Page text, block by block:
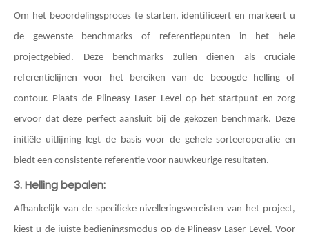
Om het beoordelingsproces te starten, identificeert en markeert u
de gewenste benchmarks of referentiepunten in het hele
projectgebied. Deze benchmarks zullen dienen als cruciale
referentielijnen voor het bereiken van de beoogde helling of
contour. Plaats de Plineasy Laser Level op het startpunt en zorg
ervoor dat deze perfect aansluit bij de gekozen benchmark. Deze
initiële uitlijning legt de basis voor de gehele sorteeroperatie en
biedt een consistente referentie voor nauwkeurige resultaten.
3. Helling bepalen:
Afhankelijk van de specifieke nivelleringsvereisten van het project,
kiest u de juiste bedieningsmodus op de Plineasy Laser Level. Voor